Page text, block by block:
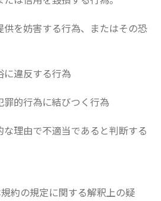
を妨害する行為、またはその恐
に違反する行為
的行為に結びつく行為
理由で不適当であると判断する
約の規定に関する解釈上の疑